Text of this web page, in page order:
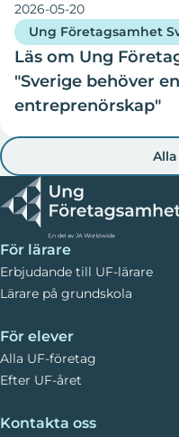
2026-05-20
Ung Företagsamhet
Läs om Ung
"Sverige behöver
entreprenörskap"
För lärare
Erbjudande till UF-lärare
Lärare på grundskola
För elever
Alla UF-företag
Efter UF-året
Kontakta oss